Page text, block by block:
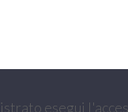
esegui